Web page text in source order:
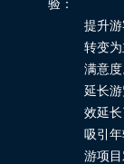
验：
提升
转变
满意度
延长
效延长
吸引
游项目